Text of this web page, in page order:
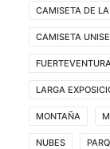
CAMISETA DE
CAMISETA
LARGA
MONTAÑA
NUBES